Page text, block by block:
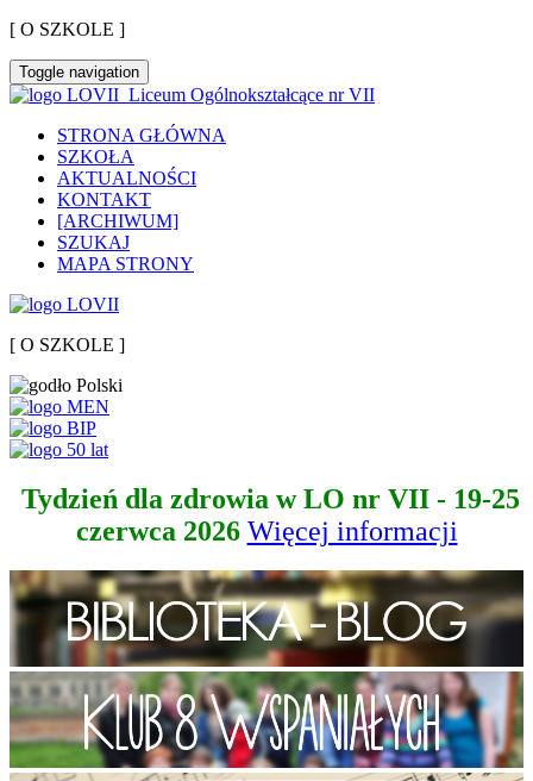
[ O SZKOLE ]
Toggle navigation
Liceum Ogólnokształcące nr VII
STRONA GŁÓWNA
SZKOŁA
AKTUALNOŚCI
KONTAKT
[ARCHIWUM]
SZUKAJ
MAPA STRONY
[ O SZKOLE ]
Tydzień dla zdrowia w LO nr VII - 19-25
czerwca 2026 Więcej informacji